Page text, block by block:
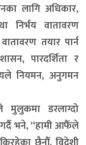
लागि अधिकार,
निर्भय वातावरण
तयार पार्न
पारदर्शिता र
नियमन, अनुगमन
मुलुकमा डरलाग्दो
भने, “हामी आफैँले